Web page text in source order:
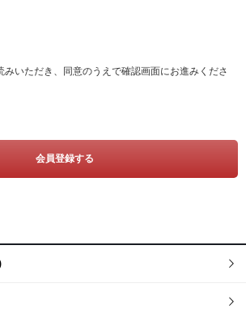
みいただき、同意のうえで確認画面にお進みくださ